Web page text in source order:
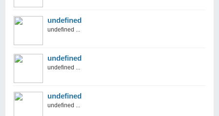
undefined
undefined ...
undefined
undefined ...
undefined
undefined ...